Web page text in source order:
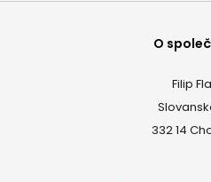
O
Filip
332 14